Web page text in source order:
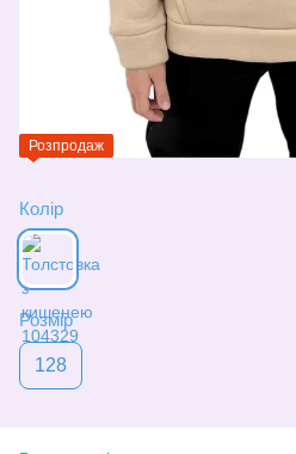
Розпродаж
Колір
Розмір
128